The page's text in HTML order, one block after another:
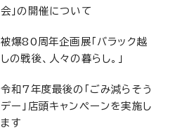
会」の開催について
被爆80周年企画展「バラック越
しの戦後、人々の暮らし。」
令和7年度最後の「ごみ減らそう
デー」店頭キャンペーンを実施し
ます